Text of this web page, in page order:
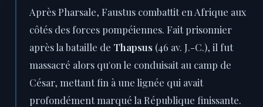
Après Pharsale, Faustus combattit en Afrique aux
côtés des forces pompéiennes. Fait prisonnier
après la bataille de Thapsus (46 av. J.-C.), il fut
massacré alors qu'on le conduisait au camp de
César, mettant fin à une lignée qui avait
profondément marqué la République finissante.